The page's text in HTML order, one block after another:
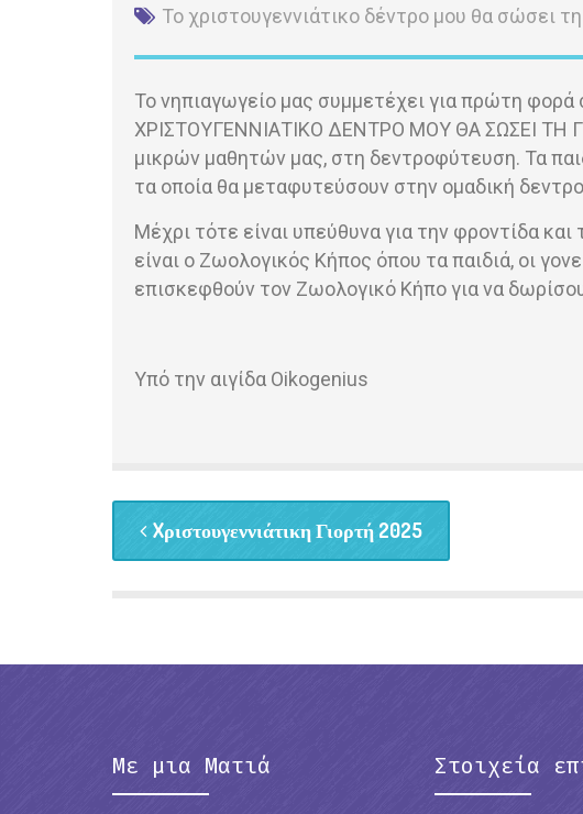
Το χριστουγεννιάτικο δέντρο μου θα σώσει
Το νηπιαγωγείο μας συμμετέχει για πρώτη φορά
ΧΡΙΣΤΟΥΓΕΝΝΙΑΤΙΚΟ ΔΕΝΤΡΟ ΜΟΥ ΘΑ ΣΩΣΕΙ ΤΗ
μικρών μαθητών μας, στη δεντροφύτευση. Τα
τα οποία θα μεταφυτεύσουν στην ομαδική
Μέχρι τότε είναι υπεύθυνα για την φροντίδα
είναι ο Ζωολογικός Κήπος όπου τα παιδιά, οι
επισκεφθούν τον Ζωολογικό Κήπο για να
Yπό την αιγίδα Oikogenius
Xριστουγεννιάτικη Γιορτή 2025
Με μια Ματιά Στοιχεία